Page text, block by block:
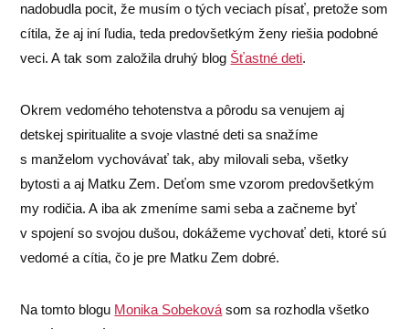
nadobudla pocit, že musím o tých veciach písať, pretože som
cítila, že aj iní ľudia, teda predovšetkým ženy riešia podobné
veci. A tak som založila druhý blog Šťastné deti.
Okrem vedomého tehotenstva a pôrodu sa venujem aj
detskej spiritualite a svoje vlastné deti sa snažíme
s manželom vychovávať tak, aby milovali seba, všetky
bytosti a aj Matku Zem. Deťom sme vzorom predovšetkým
my rodičia. A iba ak zmeníme sami seba a začneme byť
v spojení so svojou dušou, dokážeme vychovať deti, ktoré sú
vedomé a cítia, čo je pre Matku Zem dobré.
Na tomto blogu Monika Sobeková som sa rozhodla všetko